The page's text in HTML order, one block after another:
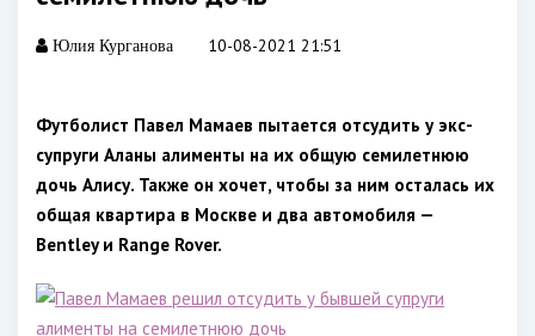
Юлия Курганова 10-08-2021 21:51
Футболист Павел Мамаев пытается отсудить у экс-
супруги Аланы алименты на их общую семилетнюю
дочь Алису. Также он хочет, чтобы за ним осталась их
общая квартира в Москве и два автомобиля —
Bentley и Range Rover.